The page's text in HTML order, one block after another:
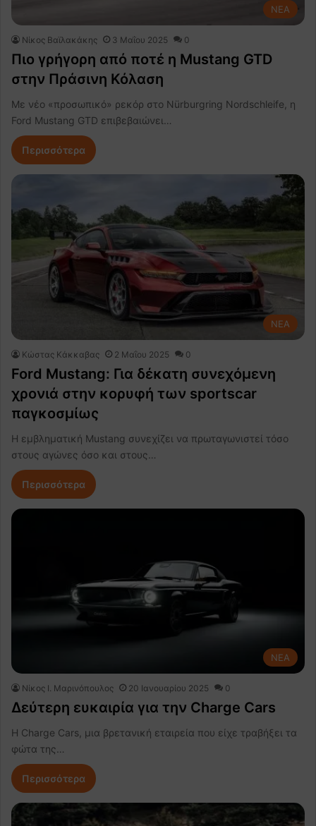
NEA
Νίκος Βαϊλακάκης 3 Μαΐου 2025 0
Πιο γρήγορη από ποτέ η Mustang GTD
στην Πράσινη Κόλαση
Με νέο «προσωπικό» ρεκόρ στο Nürburgring Nordschleife, η
Ford Mustang GTD επιβεβαιώνει…
Περισσότερα
NEA
Κώστας Κάκκαβας 2 Μαΐου 2025 0
Ford Mustang: Για δέκατη συνεχόμενη
χρονιά στην κορυφή των sportscar
παγκοσμίως
Η εμβληματική Mustang συνεχίζει να πρωταγωνιστεί τόσο
στους αγώνες όσο και στους…
Περισσότερα
NEA
Nίκος Ι. Mαρινόπουλος 20 Ιανουαρίου 2025 0
Δεύτερη ευκαιρία για την Charge Cars
Η Charge Cars, μια βρετανική εταιρεία που είχε τραβήξει τα
φώτα της…
Περισσότερα